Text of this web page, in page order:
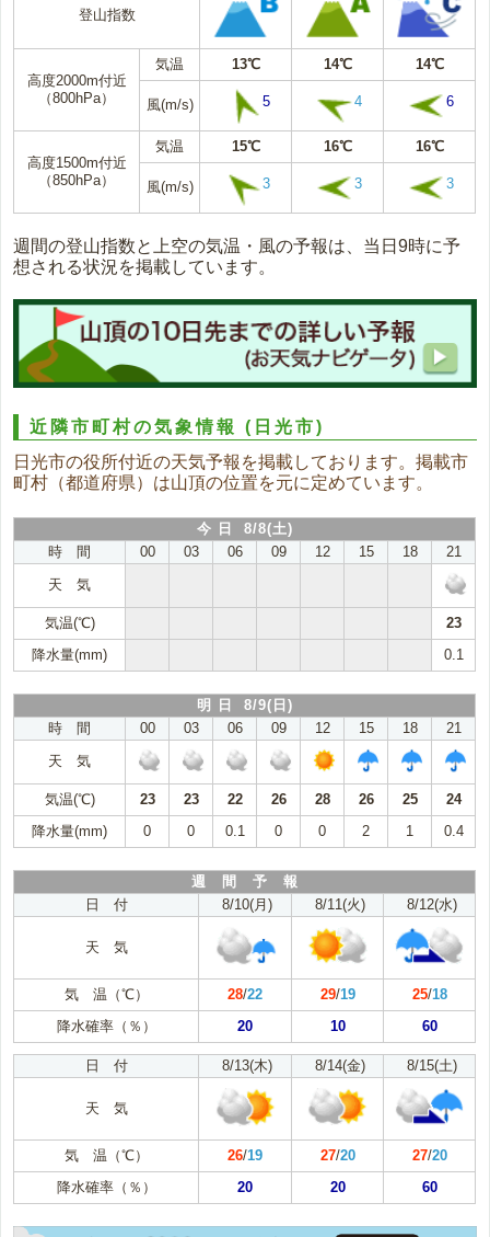
登山指数
高度2000m付近
（800hPa）
気温 13℃ 14℃ 14℃
風(m/s) 5 4 6
高度1500m付近
（850hPa）
気温 15℃ 16℃ 16℃
風(m/s) 3 3 3
週間の登山指数と上空の気温・風の予報は、当日9時に予
想される状況を掲載しています。
近隣市町村の気象情報(日光市)
日光市の役所付近の天気予報を掲載しております。掲載市
町村（都道府県）は山頂の位置を元に定めています。
今 日 8/8(土)
時 間
00 03 06 09 12 15 18
21
天 気
気温(℃)
23
降水量(mm)
0.1
明 日 8/9(日)
時 間
00 03 06 09 12 15 18
21
天 気
気温(℃) 23 23 22 26 28 26 25
24
降水量(mm)
0 0 0.1 0 0 2 1 0.4
週 間 予 報
日 付
8/10(月) 8/11(火) 8/12(水)
天 気
気 温（℃） 28/22 29/19 25/18
降水確率（％）
20 10 60
日 付 8/13(木) 8/14(金) 8/15(土)
天 気
気 温（℃） 26/19 27/20 27/20
降水確率（％）
20 20 60